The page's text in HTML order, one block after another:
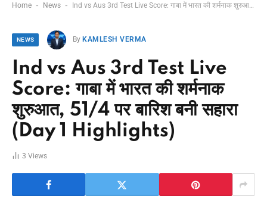
Home - News - Ind vs Aus 3rd Test Live Score: गाबा में भारत की शर्मनाक शुरुआत, 51/4 पर बारिश बनी सहारा (Day 1 Highlights)
NEWS By KAMLESH VERMA
Ind vs Aus 3rd Test Live
Score: गाबा में भारत की शर्मनाक
शुरुआत, 51/4 पर बारिश बनी सहारा
(Day 1 Highlights)
3 Views